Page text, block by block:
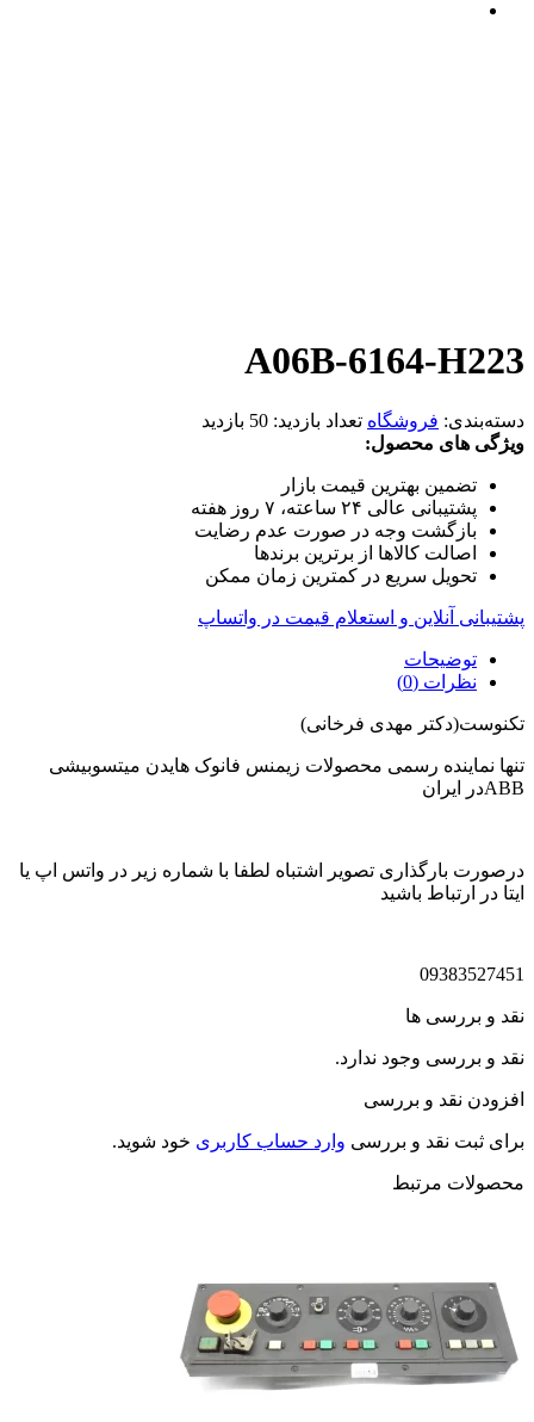
A06B-6164-H223
دسته‌بندی: فروشگاه تعداد بازدید: 50 بازدید
ویژگی های محصول:
تضمین بهترین قیمت بازار
پشتیبانی عالی ۲۴ ساعته، ۷ روز هفته
بازگشت وجه در صورت عدم رضایت
اصالت کالاها از برترین برندها
تحویل سریع در کمترین زمان ممکن
پشتیبانی آنلاین و استعلام قیمت در واتساپ
توضیحات
نظرات (0)
تکنوست(دکتر مهدی فرخانی)
تنها نماینده رسمی محصولات زیمنس فانوک هایدن میتسوبیشی
ABBدر ایران
درصورت بارگذاری تصویر اشتباه لطفا با شماره زیر در واتس اپ یا
ایتا در ارتباط باشید
09383527451
نقد و بررسی ها
نقد و بررسی وجود ندارد.
افزودن نقد و بررسی
برای ثبت نقد و بررسی وارد حساب کاربری خود شوید.
محصولات مرتبط